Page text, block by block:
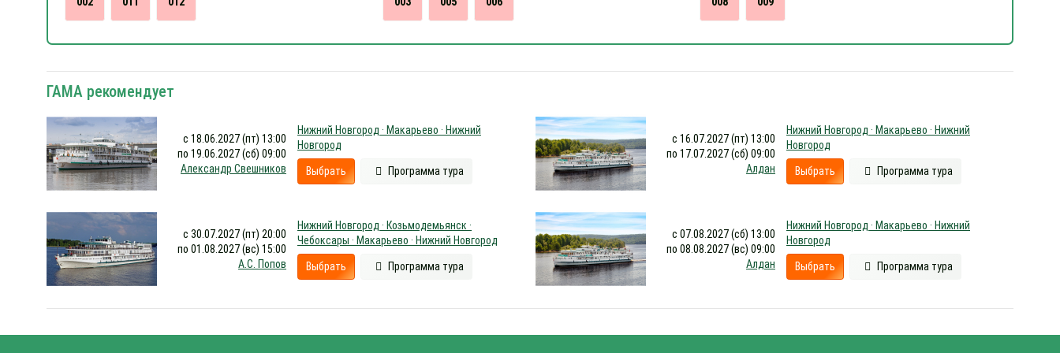
ГАМА рекомендует
с 18.06.2027 (пт) 13:00
по 19.06.2027 (сб) 09:00
Александр Свешников
Нижний Новгород · Макарьево · Нижний
Новгород
Выбрать Программа тура
с 16.07.2027 (пт) 13:00
по 17.07.2027 (сб) 09:00
Алдан
Нижний Новгород · Макарьево · Нижний
Новгород
Выбрать Программа тура
с 30.07.2027 (пт) 20:00
по 01.08.2027 (вс) 15:00
А.С. Попов
Нижний Новгород · Козьмодемьянск ·
Чебоксары · Макарьево · Нижний Новгород
Выбрать Программа тура
с 07.08.2027 (сб) 13:00
по 08.08.2027 (вс) 09:00
Алдан
Нижний Новгород · Макарьево · Нижний
Новгород
Выбрать Программа тура